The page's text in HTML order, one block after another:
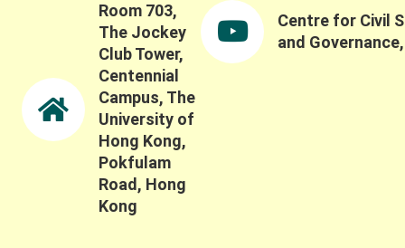
Room 703,
The Jockey
Club Tower,
Centennial
Campus, The
University of
Hong Kong,
Pokfulam
Road, Hong
Kong
Centre for Civil
and